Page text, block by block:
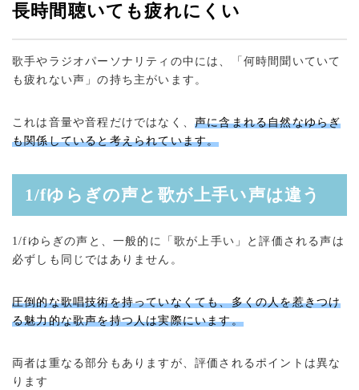
長時間聴いても疲れにくい
歌手やラジオパーソナリティの中には、「何時間聞いていて
も疲れない声」の持ち主がいます。
これは音量や音程だけではなく、 声に含まれる自然なゆらぎ
も関係していると考えられています。
1/fゆらぎの声と歌が上手い声は違う
1/fゆらぎの声と、一般的に「歌が上手い」と評価される声は
必ずしも同じではありません。
圧倒的な歌唱技術を持っていなくても、多くの人を惹きつけ
る魅力的な歌声を持つ人は実際にいます。
両者は重なる部分もありますが、評価されるポイントは異な
ります